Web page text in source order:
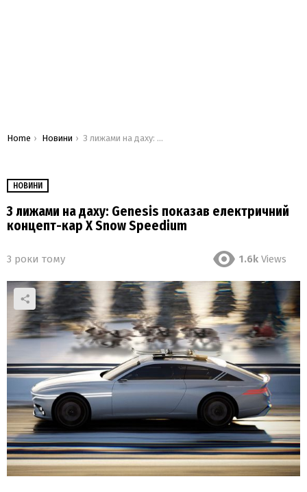
You are here:
Home Новини З лижами на даху: Genesis показав електричний концепт-кар X Snow Speedium
НОВИНИ
З лижами на даху: Genesis показав електричний
концепт-кар X Snow Speedium
3 роки тому 1.6k Views